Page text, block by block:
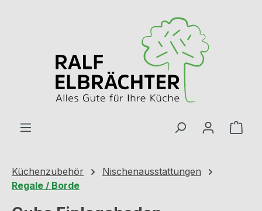
Küchenzubehör
Nischenausstattungen
Regale / Borde